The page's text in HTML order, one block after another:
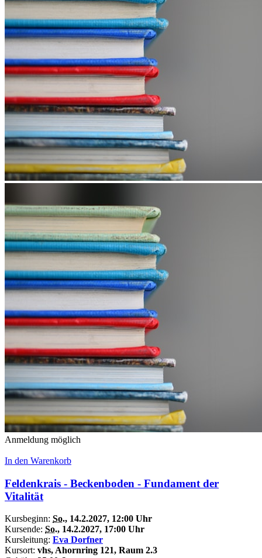
Anmeldung möglich
In den Warenkorb
Feldenkrais - Beckenboden - Fundament der
Vitalität
Kursbeginn: So., 14.2.2027, 12:00 Uhr
Kursende: So., 14.2.2027, 17:00 Uhr
Kursleitung: Eva Dorfner
Kursort: vhs, Ahornring 121, Raum 2.3